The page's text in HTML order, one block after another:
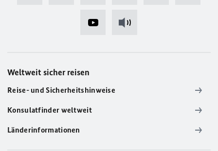
Weltweit sicher reisen
Reise- und Sicherheitshinweise
Konsulatfinder weltweit
Länderinformationen